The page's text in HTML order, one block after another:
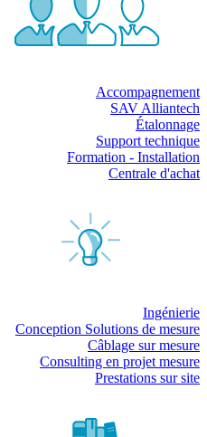
Accompagnement
SAV Alliantech
Étalonnage
Support technique
Formation - Installation
Centrale d'achat
Ingénierie
Conception Solutions de mesure
Câblage sur mesure
Consulting en projet mesure
Prestations sur site